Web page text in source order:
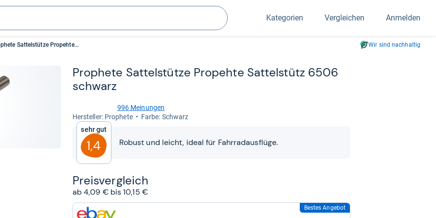
Suchen
Kategorien Vergleichen Anmelden
Sattelstütze Propehte... Wir sind nachhaltig
Pro­phete Sat­tel­stütze Pro­pehte Sat­tel­stütz 6506
schwarz
von
Sternen
996 Meinungen
Her­stel­ler: Prophete
Farbe: Schwarz
Sehr gut
1,4 Robust und leicht, ideal für Fahrradausflüge.
Preis­ver­gleich
ab 4,09 € bis 10,15 €
zum
Bestes Angebot